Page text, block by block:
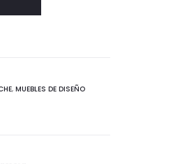
, MUEBLES DE DISEÑO